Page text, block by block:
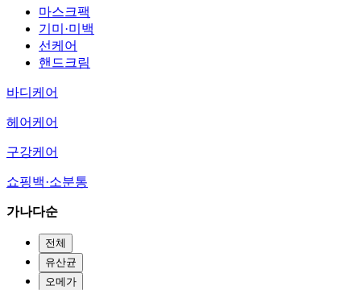
마스크팩
기미·미백
선케어
핸드크림
바디케어
헤어케어
구강케어
쇼핑백·소분통
가나다순
전체
유산균
오메가